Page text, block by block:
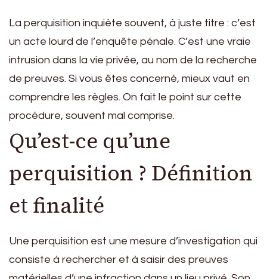
La perquisition inquiète souvent, à juste titre : c’est
un acte lourd de l’enquête pénale. C’est une vraie
intrusion dans la vie privée, au nom de la recherche
de preuves. Si vous êtes concerné, mieux vaut en
comprendre les règles. On fait le point sur cette
procédure, souvent mal comprise.
Qu’est-ce qu’une
perquisition ? Définition
et finalité
Une perquisition est une mesure d’investigation qui
consiste à rechercher et à saisir des preuves